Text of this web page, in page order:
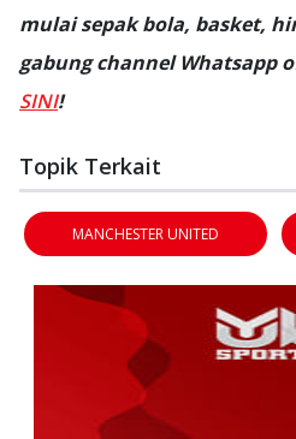
mulai sepak bola, basket,
gabung channel Whatsapp
SINI!
Topik Terkait
MANCHESTER UNITED